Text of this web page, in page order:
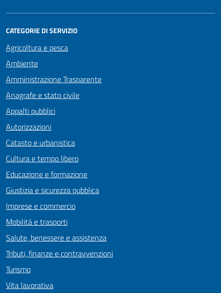
CATEGORIE DI SERVIZIO
Agricoltura e pesca
Ambiente
Amministrazione Trasparente
Anagrafe e stato civile
Appalti pubblici
Autorizzazioni
Catasto e urbanistica
Cultura e tempo libero
Educazione e formazione
Giustizia e sicurezza pubblica
Imprese e commercio
Mobilità e trasporti
Salute, benessere e assistenza
Tributi, finanze e contravvenzioni
Turismo
Vita lavorativa